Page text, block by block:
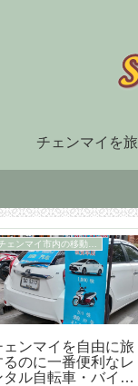
チェンマイを
30とは何か、初回
出の方法などの詳細
解説